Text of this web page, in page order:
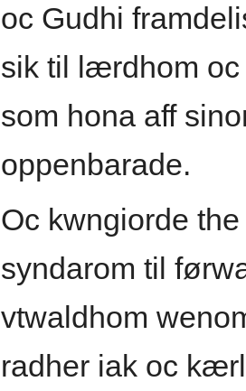
oc Gudhi
sik til lærdhom
som hona aff
oppenbarade.
Oc kwngiorde
syndarom til
vtwaldhom
radher iak oc